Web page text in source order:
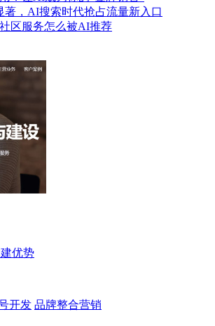
著，AI搜索时代抢占流量新入口
区服务怎么被AI推荐
优势
开发 品牌整合营销